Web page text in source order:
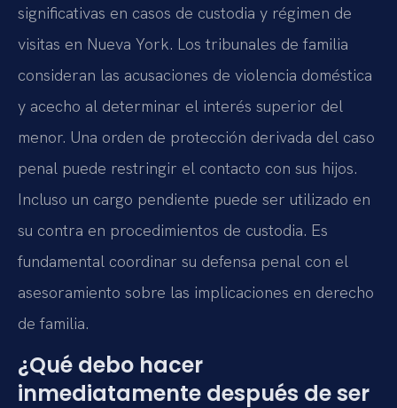
significativas en casos de custodia y régimen de
visitas en Nueva York. Los tribunales de familia
consideran las acusaciones de violencia doméstica
y acecho al determinar el interés superior del
menor. Una orden de protección derivada del caso
penal puede restringir el contacto con sus hijos.
Incluso un cargo pendiente puede ser utilizado en
su contra en procedimientos de custodia. Es
fundamental coordinar su defensa penal con el
asesoramiento sobre las implicaciones en derecho
de familia.
¿Qué debo hacer
inmediatamente después de ser